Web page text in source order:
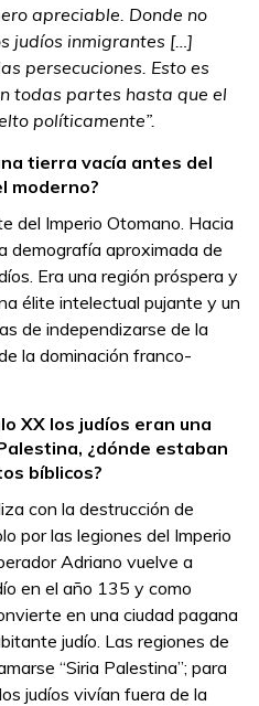
apreciable. Donde no
judíos inmigrantes […]
persecuciones. Esto es
todas partes hasta que el
políticamente”.
tierra vacía antes del
moderno?
del Imperio Otomano. Hacia
demografía aproximada de
Era una región próspera y
élite intelectual pujante y un
de independizarse de la
la dominación franco-
XX los judíos eran una
¿dónde estaban
bíblicos?
con la destrucción de
por las legiones del Imperio
Adriano vuelve a
en el año 135 y como
en una ciudad pagana
judío. Las regiones de
“Siria Palestina”; para
judíos vivían fuera de la